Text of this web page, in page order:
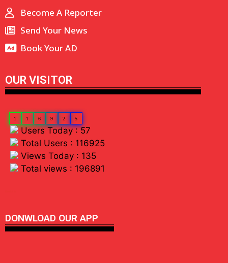
Become A Reporter
Send Your News
Book Your AD
OUR VISITOR
1 1 6 9 2 5
Users Today : 57
Total Users : 116925
Views Today : 135
Total views : 196891
DONWLOAD OUR APP